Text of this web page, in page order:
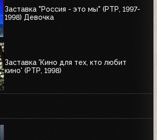
Заставка "Россия - это мы" (РТР, 1997-
1998) Девочка
Заставка 'Кино для тех, кто любит
кино' (РТР, 1998)